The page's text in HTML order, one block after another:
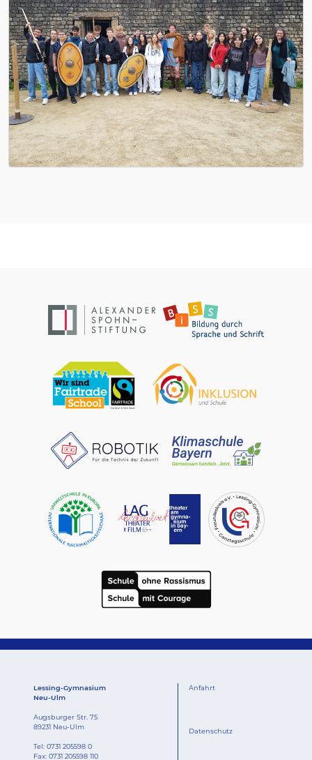
Lessing-Gymnasium
Neu-Ulm
Augsburger Str. 75
89231 Neu-Ulm
Tel: 0731 205598 0
Fax: 0731 205598 110
Anfahrt
Datenschutz